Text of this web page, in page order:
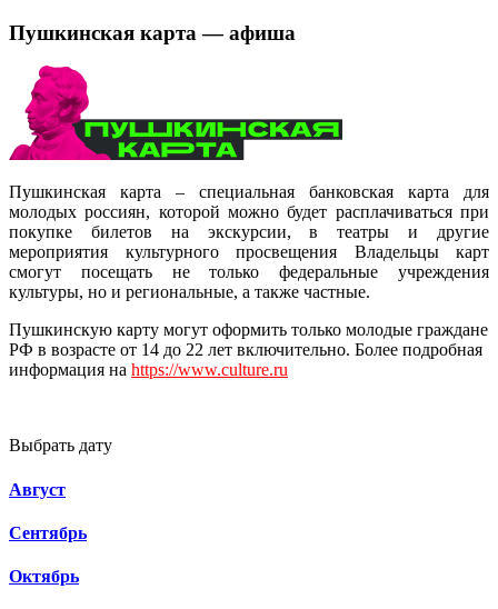
Пушкинская карта — афиша
Пушкинская карта – специальная банковская карта для
молодых россиян, которой можно будет расплачиваться при
покупке билетов на экскурсии, в театры и другие
мероприятия культурного просвещения Владельцы карт
смогут посещать не только федеральные учреждения
культуры, но и региональные, а также частные.
Пушкинскую карту могут оформить только молодые граждане
РФ в возрасте от 14 до 22 лет включительно. Более подробная
информация на https://www.culture.ru
Выбрать дату
Август
Сентябрь
Октябрь